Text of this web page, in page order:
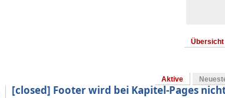
Übersicht
Aktive
[closed] Footer wird bei Kapitel-Pages